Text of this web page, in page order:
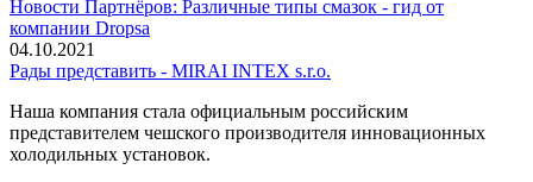
Новости Партнёров: Различные типы смазок - гид от
компании Dropsa
04.10.2021
Рады представить - MIRAI INTEX s.r.o.
Наша компания стала официальным российским
представителем чешского производителя инновационных
холодильных установок.